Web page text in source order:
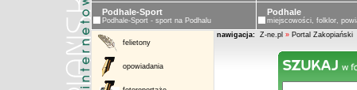
Podhale-Sport
Podhale-Sport - sport na Podhalu
Podhale
miejscowości, folklor,
felietony
opowiadania
nawigacja: Z-ne.pl » Portal Zakopiański